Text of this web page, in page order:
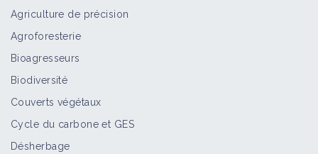
Agriculture de précision
Agroforesterie
Bioagresseurs
Biodiversité
Couverts végétaux
Cycle du carbone et GES
Désherbage